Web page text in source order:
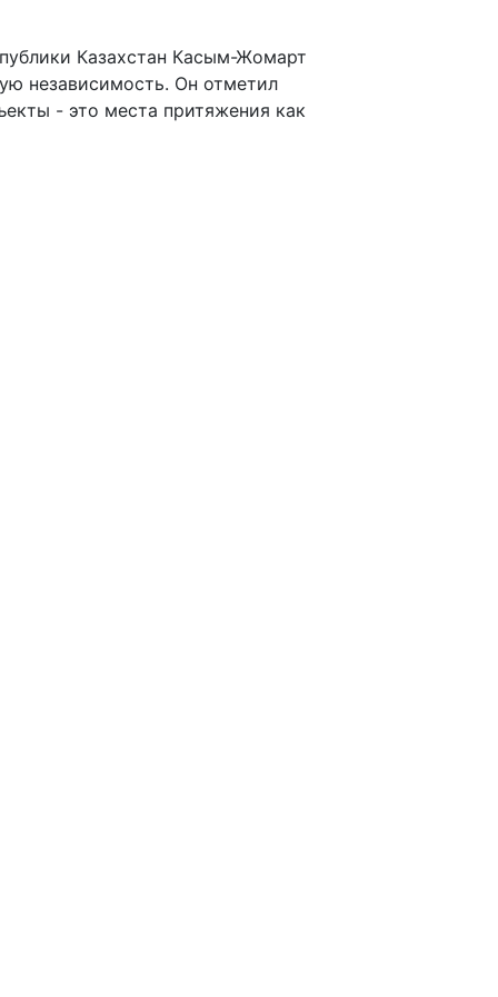
Казахстан Касым-Жомарт
независимость. Он отметил
- это места притяжения как